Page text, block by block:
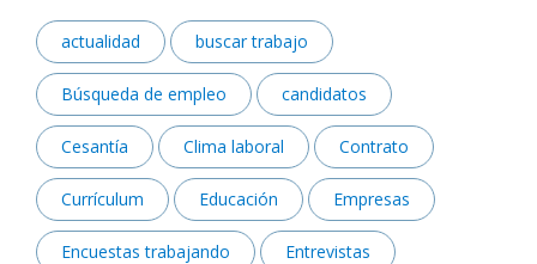
actualidad buscar trabajo
Búsqueda de empleo candidatos
Cesantía Clima laboral Contrato
Currículum Educación Empresas
Encuestas trabajando Entrevistas